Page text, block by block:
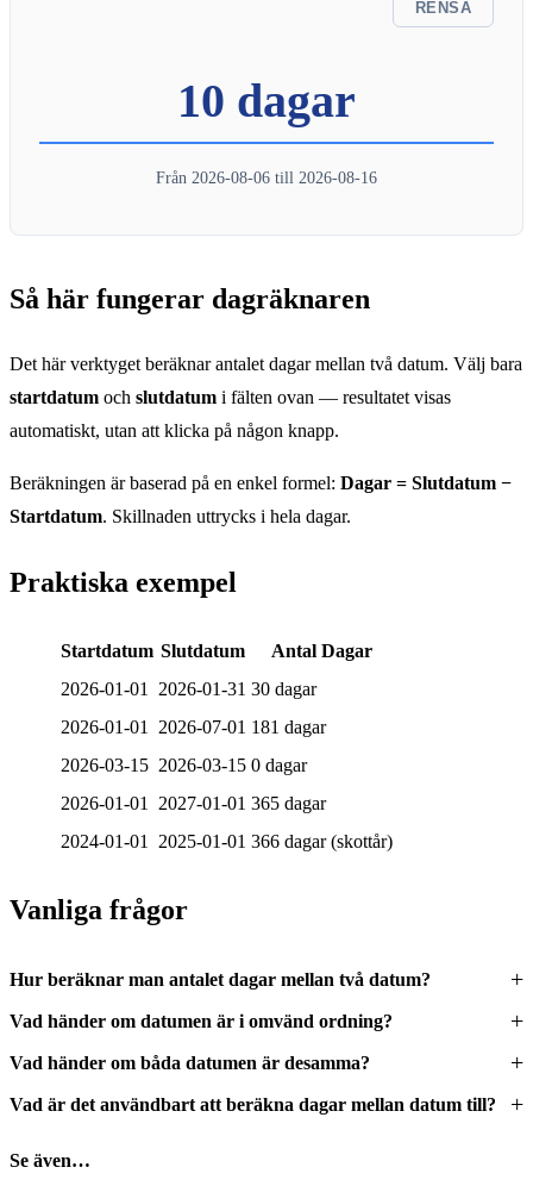
RENSA
10 dagar
Från 2026-08-06 till 2026-08-16
Så här fungerar dagräknaren
Det här verktyget beräknar antalet dagar mellan två datum. Välj bara
startdatum och slutdatum i fälten ovan — resultatet visas
automatiskt, utan att klicka på någon knapp.
Beräkningen är baserad på en enkel formel: Dagar = Slutdatum −
Startdatum. Skillnaden uttrycks i hela dagar.
Praktiska exempel
Startdatum Slutdatum
Antal Dagar
2026-01-01
2026-01-31 30 dagar
2026-01-01
2026-07-01 181 dagar
2026-03-15 2026-03-15 0 dagar
2026-01-01
2027-01-01 365 dagar
2024-01-01
2025-01-01 366 dagar (skottår)
Vanliga frågor
Hur beräknar man antalet dagar mellan två datum?
Vad händer om datumen är i omvänd ordning?
Vad händer om båda datumen är desamma?
Vad är det användbart att beräkna dagar mellan datum till?
Se även…